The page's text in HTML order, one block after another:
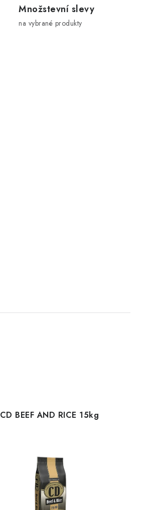
Množstevní slevy
na vybrané produkty
CD BEEF AND RICE 15kg